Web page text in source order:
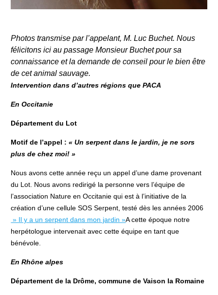
Photos transmise par l’appelant, M. Luc Buchet. Nous
félicitons ici au passage Monsieur Buchet pour sa
connaissance et la demande de conseil pour le bien être
de cet animal sauvage.
Intervention dans d’autres régions que PACA
En Occitanie
Département du Lot
Motif de l’appel : « Un serpent dans le jardin, je ne sors
plus de chez moi! »
Nous avons cette année reçu un appel d’une dame provenant
du Lot. Nous avons redirigé la personne vers l’équipe de
l’association Nature en Occitanie qui est à l’initiative de la
création d’une cellule SOS Serpent, testé dès les années 2006
» Il y a un serpent dans mon jardin »A cette époque notre
herpétologue intervenait avec cette équipe en tant que
bénévole.
En Rhône alpes
Département de la Drôme, commune de Vaison la Romaine